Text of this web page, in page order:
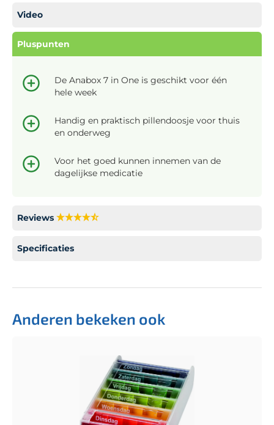
Video
Pluspunten
De Anabox 7 in One is geschikt voor één
hele week
Handig en praktisch pillendoosje voor thuis
en onderweg
Voor het goed kunnen innemen van de
dagelijkse medicatie
Reviews
Specificaties
Anderen bekeken ook